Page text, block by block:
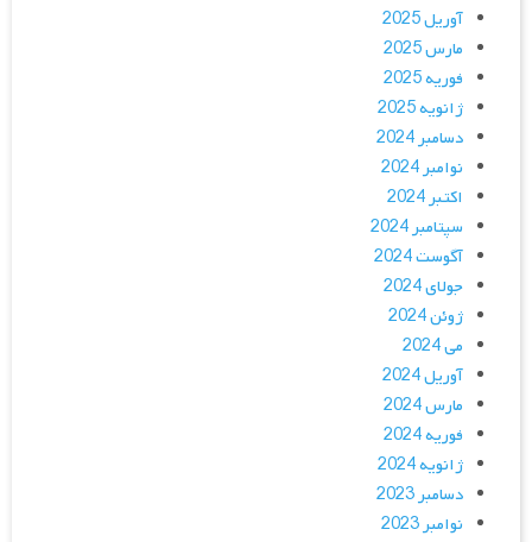
آوریل 2025
مارس 2025
فوریه 2025
ژانویه 2025
دسامبر 2024
نوامبر 2024
اکتبر 2024
سپتامبر 2024
آگوست 2024
جولای 2024
ژوئن 2024
می 2024
آوریل 2024
مارس 2024
فوریه 2024
ژانویه 2024
دسامبر 2023
نوامبر 2023